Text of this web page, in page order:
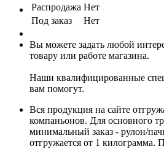
Распродажа Нет
Под заказ
Нет
Вы можете задать любой
товару или работе магазина.
Наши квалифицированные
вам помогут.
Вся продукция на сайте
компаньонов. Для основного
минимальный заказ - рулон/
отгружается от 1 килограмма.